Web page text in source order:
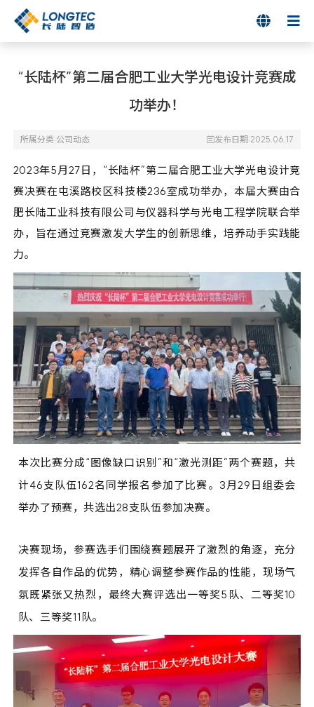

“长陆杯”第二届合肥工业大学光电设计竞赛成
功举办！
所属分类:公司动态 发布日期:2025.06.17
2023年5月27日，“长陆杯”第二届合肥工业大学光电设计竞
赛决赛在屯溪路校区科技楼236室成功举办，本届大赛由合
肥长陆工业科技有限公司与仪器科学与光电工程学院联合举
办，旨在通过竞赛激发大学生的创新思维，培养动手实践能
力。
本次比赛分成“图像缺口识别”和“激光测距”两个赛题，共
计46支队伍162名同学报名参加了比赛。3月29日组委会
举办了预赛，共选出28支队伍参加决赛。
决赛现场，参赛选手们围绕赛题展开了激烈的角逐，充分
发挥各自作品的优势，精心调整参赛作品的性能，现场气
氛既紧张又热烈，最终大赛评选出一等奖5队、二等奖10
队、三等奖11队。